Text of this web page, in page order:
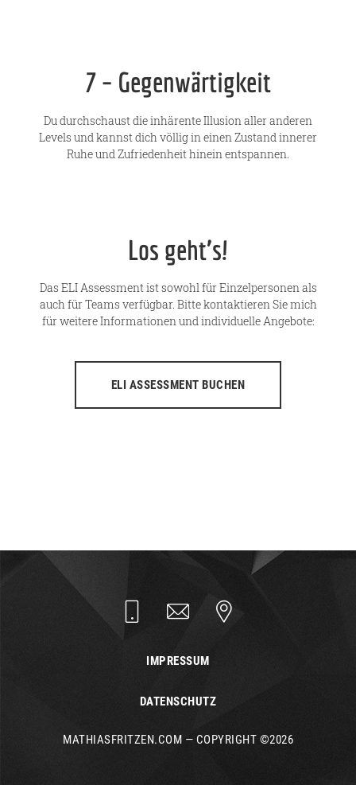
7 – Gegenwärtigkeit
Du durchschaust die inhärente Illusion aller anderen
Levels und kannst dich völlig in einen Zustand innerer
Ruhe und Zufriedenheit hinein entspannen.
Los geht’s!
Das ELI Assessment ist sowohl für Einzelpersonen als
auch für Teams verfügbar. Bitte kontaktieren Sie mich
für weitere Informationen und individuelle Angebote:
ELI ASSESSMENT BUCHEN
IMPRESSUM
DATENSCHUTZ
MATHIASFRITZEN.COM — COPYRIGHT ©2026